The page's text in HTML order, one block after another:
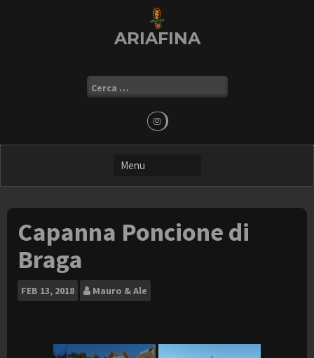
ARIAFINA
Ricerca
per:
Capanna Poncione di
Braga
FEB 13, 2018 Mauro & Ale